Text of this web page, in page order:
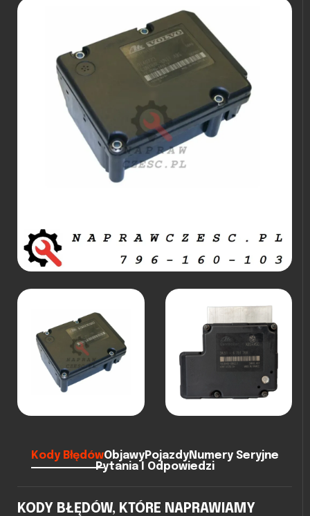
Kody BłędówObjawyPojazdyNumery Seryjne
Pytania I Odpowiedzi
KODY BŁĘDÓW, KTÓRE NAPRAWIAMY